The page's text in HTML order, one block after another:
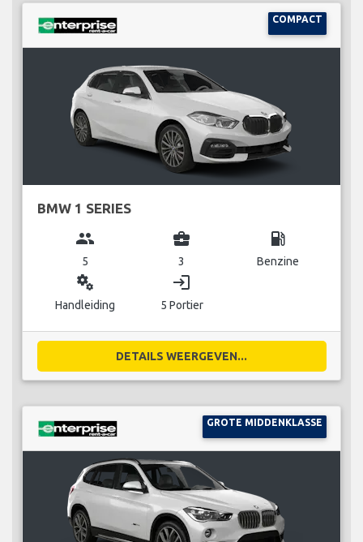
COMPACT
BMW 1 SERIES
group
5
business_center
3
local_gas_station
Benzine
miscellaneous_services
Handleiding
login
5 Portier
DETAILS WEERGEVEN...
GROTE MIDDENKLASSE